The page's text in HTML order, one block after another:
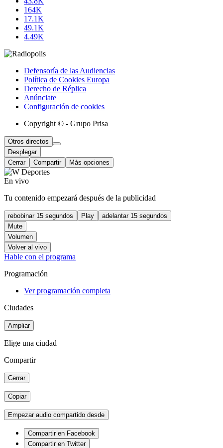
164K
17.1K
49.1K
4.49K
Defensoría de las Audiencias
Política de Cookies Europa
Derecho de Réplica
Anúnciate
Configuración de cookies
Copyright © - Grupo Prisa
Otros directos
Desplegar
Cerrar
Compartir Más opciones
En vivo
Tu contenido empezará después de la publicidad
rebobinar 15 segundos Play
adelantar 15 segundos
Mute
Volumen
Volver al vivo
Hable con el programa
Programación
Ver programación completa
Ciudades
Ampliar
Elige una ciudad
Compartir
Cerrar
Copiar
Empezar audio compartido desde
Compartir en Facebook
Compartir en Twitter